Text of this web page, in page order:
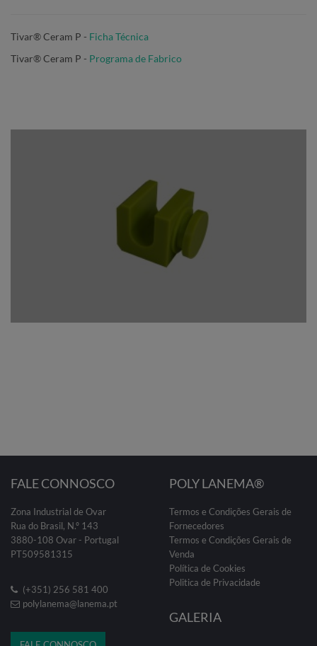
Tivar® Ceram P - Ficha Técnica
Tivar® Ceram P - Programa de Fabrico
FALE CONNOSCO
Zona Industrial de Ovar
Rua do Brasil, N.º 143
3880-108 Ovar - Portugal
PT509581315
(+351) 256 581 400
polylanema@lanema.pt
POLY LANEMA®
Termos e Condições Gerais de
Fornecedores
Termos e Condições Gerais de
Venda
Política de Cookies
Politica de Privacidade
GALERIA